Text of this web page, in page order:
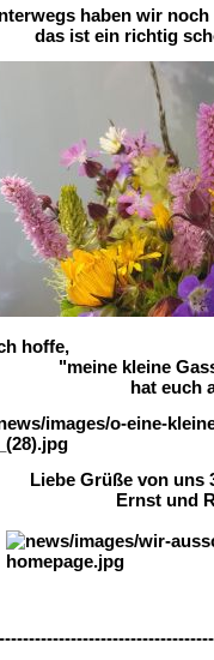
haben wir noch
ist ein richtig
hoffe,
kleine
euch auch
Grüße
und Renate